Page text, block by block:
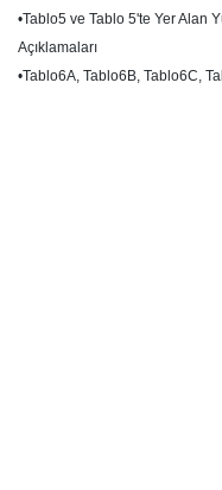
•Tablo5 ve Tablo 5'te Yer Alan
Açıklamaları
•Tablo6A, Tablo6B, Tablo6C,